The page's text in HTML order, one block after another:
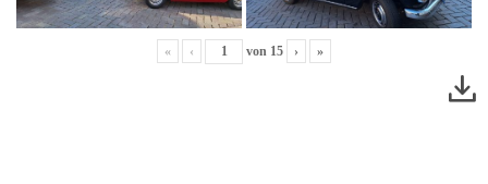
« ‹ von 15 › »